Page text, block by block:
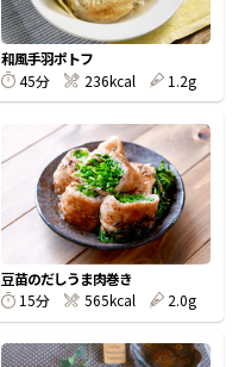
楽チン鍋®
ストレートつゆ
和風手羽ポトフ
45分
236kcal 1.2g
豆苗のだしうま肉巻き
15分
565kcal 2.0g